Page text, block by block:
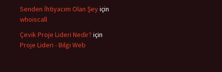
Senden İhtiyacım Olan Şeyiçin
whoiscall
Çevik Proje Lideri Nedir? için
Proje Lideri - Bilgi Web